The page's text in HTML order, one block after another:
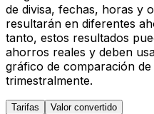
de divisa, fechas, horas y
resultarán en diferentes
tanto, estos resultados
ahorros reales y deben
gráfico de comparación
trimestralmente.
Tarifas Valor convertido